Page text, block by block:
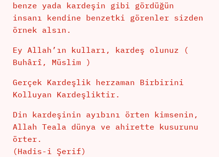
benze yada kardeşin gibi gördüğün
insanı kendine benzetki görenler sizden
örnek alsın.
Ey Allah’ın kulları, kardeş olunuz (
Buhârî, Müslim )
Gerçek Kardeşlik herzaman Birbirini
Kolluyan Kardeşliktir.
Din kardeşinin ayıbını örten kimsenin,
Allah Teala dünya ve ahirette kusurunu
örter.
(Hadis-i Şerif)